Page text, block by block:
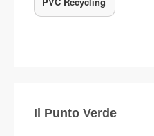
Il Punto Verde